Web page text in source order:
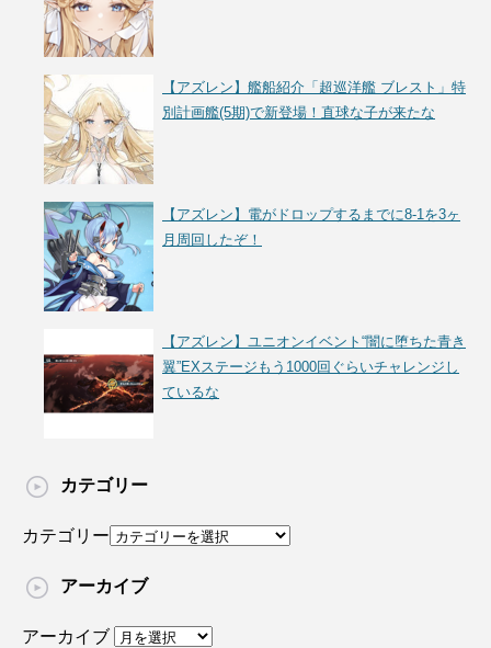
【アズレン】艦船紹介「超巡洋艦 ブレスト」特
別計画艦(5期)で新登場！直球な子が来たな
【アズレン】電がドロップするまでに8-1を3ヶ
月周回したぞ！
【アズレン】ユニオンイベント“闇に堕ちた青き
翼”EXステージもう1000回ぐらいチャレンジし
ているな
カテゴリー
カテゴリー
アーカイブ
アーカイブ